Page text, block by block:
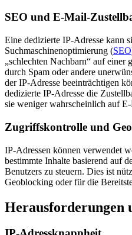
SEO und E-Mail-
Eine dedizierte IP-Adresse kann
Suchmaschinenoptimierung (SEO
„schlechten Nachbarn“ auf einer
durch Spam oder andere
der IP-Adresse beeinträchtigen
dedizierte IP-Adresse die
sie weniger wahrscheinlich auf
Zugriffskontrolle und
IP-Adressen können verwendet
bestimmte Inhalte basierend auf
Benutzers zu steuern. Dies ist
Geoblocking oder für die
Herausforderungen